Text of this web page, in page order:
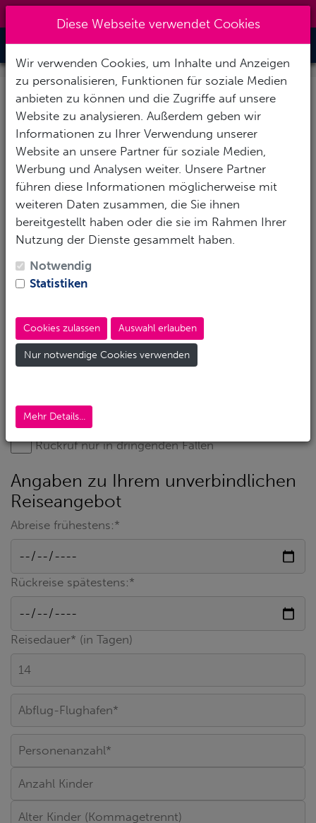
Toggle
Ihre Anfrage: Mövenpick
El Gouna
Vielen herzlichen Dank für Ihr Interesse! Um Ihnen
eine möglichst aussagekräftige Antwort zu geben,
füllen Sie das Formular mit Ihren Wünschen und
Eckdaten aus.
Rückruf nur in dringenden Fällen
Angaben zu Ihrem unverbindlichen
Reiseangebot
Abreise frühestens:*
Rückreise spätestens:*
Reisedauer* (in Tagen)
Diese Webseite verwendet Cookies
Wir verwenden Cookies, um Inhalte und Anzeigen
zu personalisieren, Funktionen für soziale Medien
anbieten zu können und die Zugriffe auf unsere
Website zu analysieren. Außerdem geben wir
Informationen zu Ihrer Verwendung unserer
Website an unsere Partner für soziale Medien,
Werbung und Analysen weiter. Unsere Partner
führen diese Informationen möglicherweise mit
weiteren Daten zusammen, die Sie ihnen
bereitgestellt haben oder die sie im Rahmen Ihrer
Nutzung der Dienste gesammelt haben.
Notwendig
Statistiken
Cookies zulassen Auswahl erlauben
Nur notwendige Cookies verwenden
Mehr Details...